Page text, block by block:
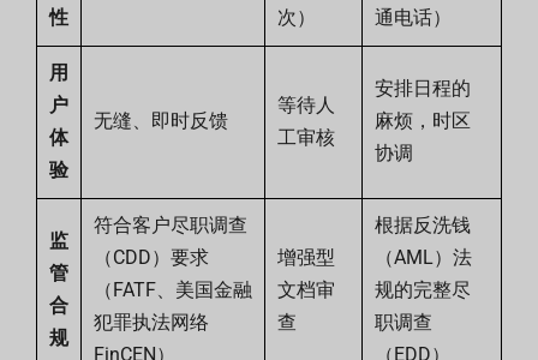
性
次）
通电话）
用
户
体
验
无缝、即时反馈
等待人
工审核
安排日程的
麻烦，时区
协调
监
管
合
规
符合客户尽职调查
（CDD）要求
（FATF、美国金融
犯罪执法网络
FinCEN）
增强型
文档审
查
根据反洗钱
（AML）法
规的完整尽
职调查
（EDD）